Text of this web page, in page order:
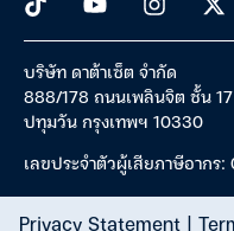
บริษัท ดาต้าเซ็ต จำกัด
888/178 ถนนเพลินจิต ชั้น
ปทุมวัน กรุงเทพฯ 10330
เลขประจำตัวผู้เสียภาษีอาก
Privacy Statement|